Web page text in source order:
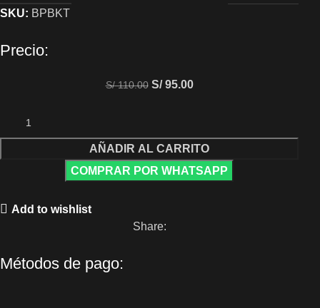
SKU: BPBKT
Precio:
S/110.00 S/95.00
AÑADIR AL CARRITO
COMPRAR POR WHATSAPP
Add to wishlist
Share:
Métodos de pago: